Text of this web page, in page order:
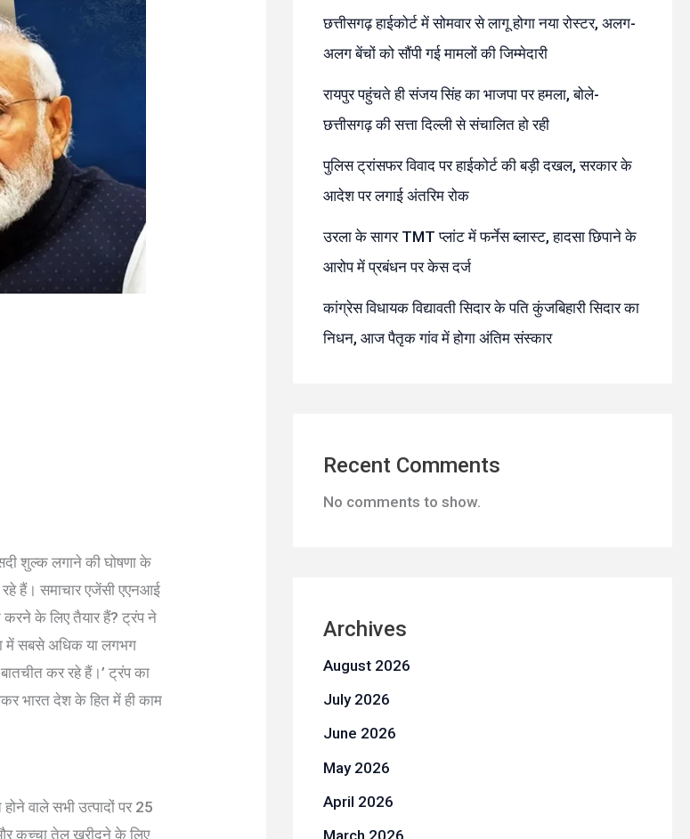
शुल्क लगाने की घोषणा के
हैं। समाचार एजेंसी एएनआई
करने के लिए तैयार हैं? ट्रंप ने
में सबसे अधिक या लगभग
कर रहे हैं।’ ट्रंप का
भारत देश के हित में ही काम
वाले सभी उत्पादों पर 25
कच्चा तेल खरीदने के लिए
छत्तीसगढ़ हाईकोर्ट में सोमवार से लागू होगा नया रोस्टर, अलग-
अलग बेंचों को सौंपी गई मामलों की जिम्मेदारी
रायपुर पहुंचते ही संजय सिंह का भाजपा पर हमला, बोले-
छत्तीसगढ़ की सत्ता दिल्ली से संचालित हो रही
पुलिस ट्रांसफर विवाद पर हाईकोर्ट की बड़ी दखल, सरकार के
आदेश पर लगाई अंतरिम रोक
उरला के सागर TMT प्लांट में फर्नेस ब्लास्ट, हादसा छिपाने के
आरोप में प्रबंधन पर केस दर्ज
कांग्रेस विधायक विद्यावती सिदार के पति कुंजबिहारी सिदार का
निधन, आज पैतृक गांव में होगा अंतिम संस्कार
Recent Comments
No comments to show.
Archives
August 2026
July 2026
June 2026
May 2026
April 2026